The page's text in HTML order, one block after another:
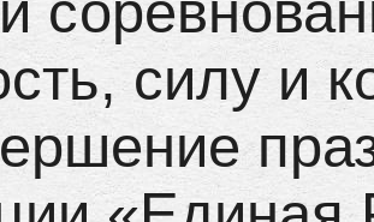
силу и